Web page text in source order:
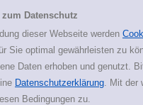
Suche
Datenschutz
dieser Webseite werden
Sie optimal gewährleisten zu
Daten erhoben und genutzt.
Datenschutzerklärung. Mit der
Bedingungen zu.